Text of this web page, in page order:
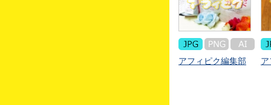
アフィピク編集部